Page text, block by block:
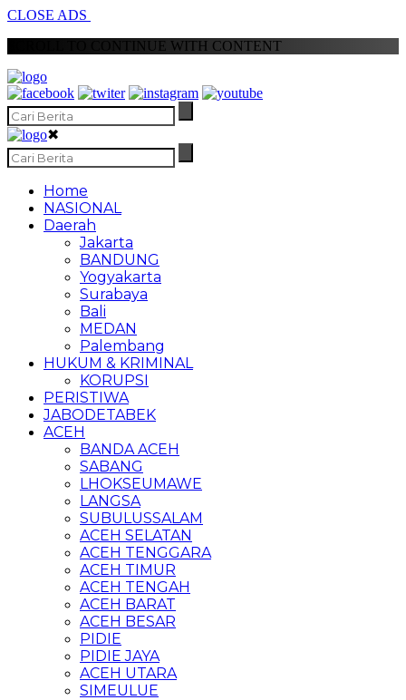
CLOSE ADS
SCROLL TO CONTINUE WITH CONTENT
✖
Home
NASIONAL
Daerah
Jakarta
BANDUNG
Yogyakarta
Surabaya
Bali
MEDAN
Palembang
HUKUM & KRIMINAL
KORUPSI
PERISTIWA
JABODETABEK
ACEH
BANDA ACEH
SABANG
LHOKSEUMAWE
LANGSA
SUBULUSSALAM
ACEH SELATAN
ACEH TENGGARA
ACEH TIMUR
ACEH TENGAH
ACEH BARAT
ACEH BESAR
PIDIE
PIDIE JAYA
ACEH UTARA
SIMEULUE